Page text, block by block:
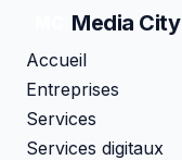
Media City
Accueil
Entreprises
Services
Services digitaux